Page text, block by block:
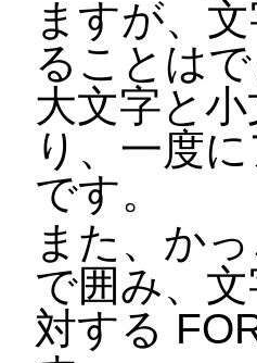
ますが、
ることは
大文字と
り、一度
です。
また、か
で囲み、
対する